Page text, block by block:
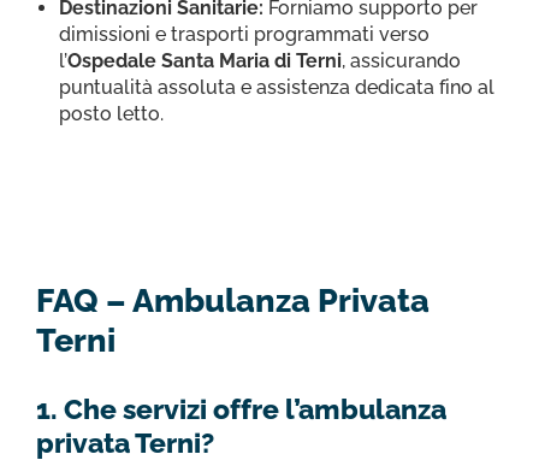
Destinazioni Sanitarie: Forniamo supporto per
dimissioni e trasporti programmati verso
l’Ospedale Santa Maria di Terni, assicurando
puntualità assoluta e assistenza dedicata fino al
posto letto.
FAQ – Ambulanza Privata
Terni
1. Che servizi offre l’ambulanza
privata Terni?